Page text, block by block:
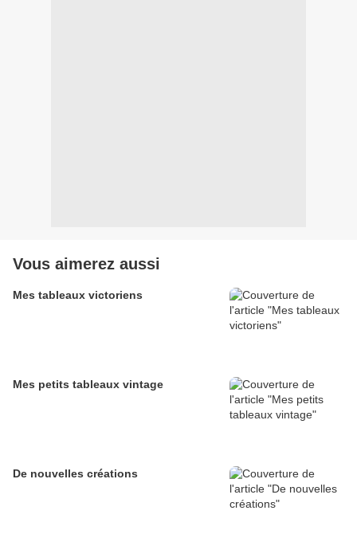
Vous aimerez aussi
Mes tableaux victoriens
Mes petits tableaux vintage
De nouvelles créations